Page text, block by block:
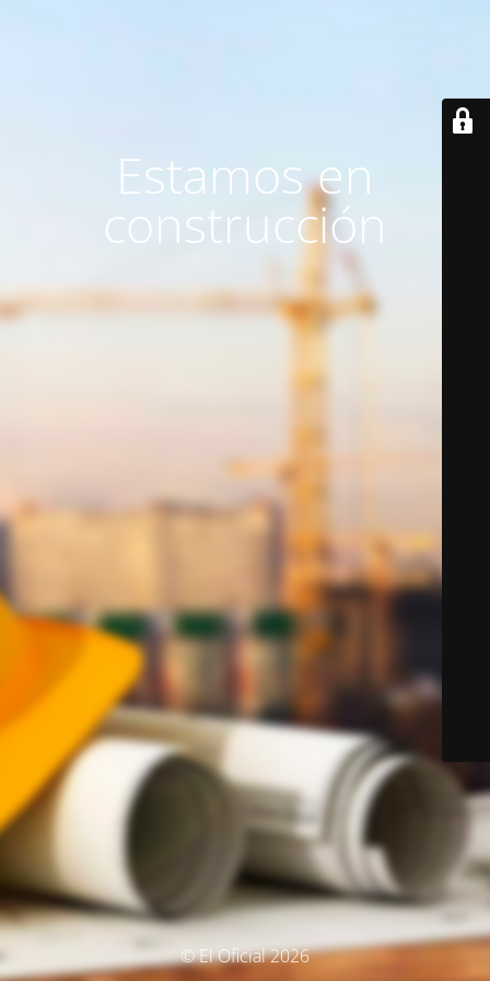
Estamos en
construcción
© El Oficial 2026